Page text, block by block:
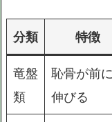
分類 特徴
竜盤
類
恥骨が前に
伸びる